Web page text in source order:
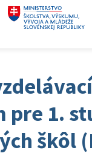
pre 1.
škôl